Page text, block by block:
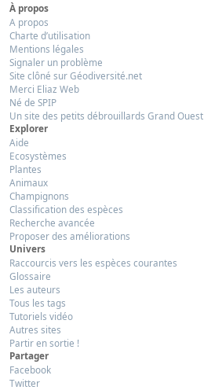
À propos
A propos
Charte d’utilisation
Mentions légales
Signaler un problème
Site clôné sur Géodiversité.net
Merci Eliaz Web
Né de SPIP
Un site des petits débrouillards Grand Ouest
Explorer
Aide
Ecosystèmes
Plantes
Animaux
Champignons
Classification des espèces
Recherche avancée
Proposer des améliorations
Univers
Raccourcis vers les espèces courantes
Glossaire
Les auteurs
Tous les tags
Tutoriels vidéo
Autres sites
Partir en sortie !
Partager
Facebook
Twitter